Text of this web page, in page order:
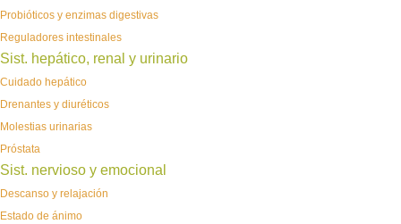
Probióticos y enzimas digestivas
Reguladores intestinales
Sist. hepático, renal y urinario
Cuidado hepático
Drenantes y diuréticos
Molestias urinarias
Próstata
Sist. nervioso y emocional
Descanso y relajación
Estado de ánimo